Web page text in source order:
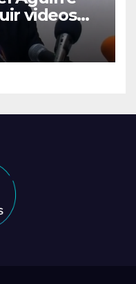
videos